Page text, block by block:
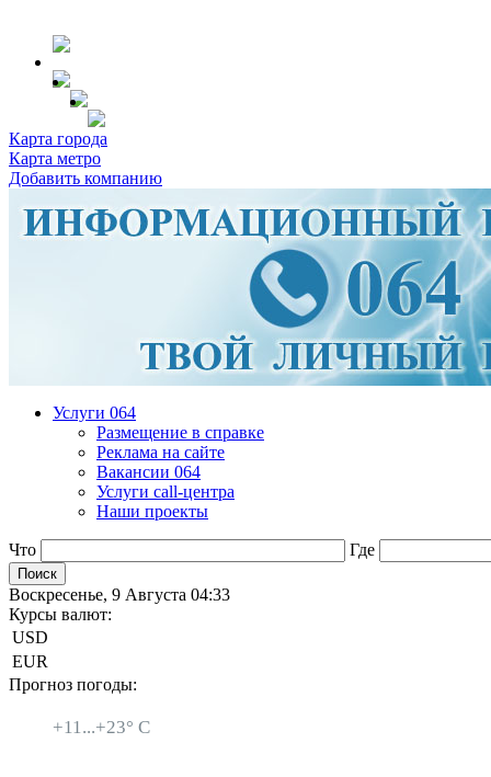
Карта города
Карта метро
Добавить компанию
Услуги 064
Размещение в справке
Реклама на сайте
Вакансии 064
Услуги call-центра
Наши проекты
Что Где
Воскресенье, 9 Августа 04:33
Курсы валют:
USD
EUR
Прогноз погоды:
+11...+23° C